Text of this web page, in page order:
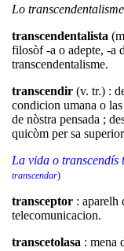
Lo
transcendentalista
filosòf -a o adepte, -a
transcendentalisme.
transcendir (v. tr.) :
condicion umana o
de nòstra pensada ;
quicòm per sa
La vida o transcendís
transcendar)
transceptor : aparelh
telecomunicacion.
transcetolasa : mena